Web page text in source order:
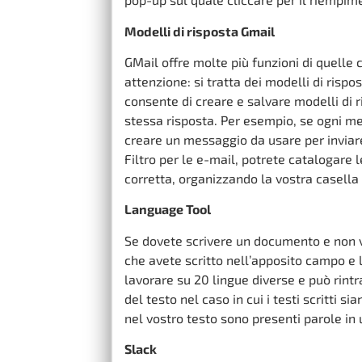
Modelli di risposta Gmail
GMail offre molte più funzioni di quelle
attenzione: si tratta dei modelli di
consente di creare e salvare modelli di
stessa risposta. Per esempio, se ogni
creare un messaggio da usare per
Filtro per le e-mail, potrete catalogare
corretta, organizzando la vostra
Language Tool
Se dovete scrivere un documento e
che avete scritto nell’apposito campo e
lavorare su 20 lingue diverse e può
del testo nel caso in cui i testi scritti
nel vostro testo sono presenti parole in
Slack